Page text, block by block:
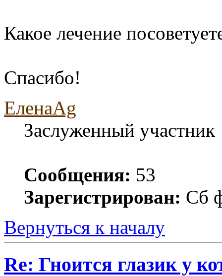
Какое лечение
Спасибо!
ЕленаAg
Заслуженный участник
Сообщения: 53
Зарегистрирован: Сб
Вернуться к началу
Re: Гноится глазик у